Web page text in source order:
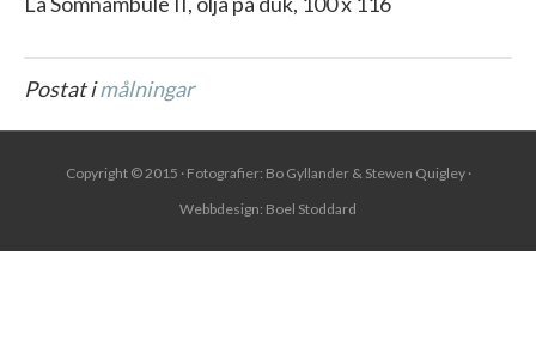
Postat imålningar
Copyright © 2015 · Fotografier: Bo Gyllander & Stewen Quigley ·
Webbdesign: Boel Stoddard